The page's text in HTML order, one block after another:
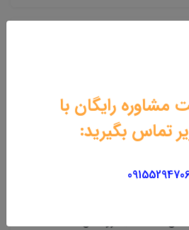
مشاوره رایگان با
تماس بگیرید: